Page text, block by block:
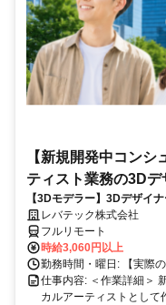
【新規開発中コン
ティスト業務の3Dデ
【3Dモデラー】3Dデザイ
を目指したい方も大歓迎♪
レバテック株式会社
フルリモート
時給3,060円以上
勤務時間・曜日: 【実際
仕事内容: ＜作業詳細＞
カルアーティストとして